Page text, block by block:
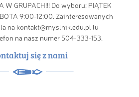
W GRUPACH!!! Do wyboru: PIĄTEK
9:00-12:00. Zainteresowanych
na kontakt@myslnik.edu.pl lu
na nasz numer 504-333-153.
się z nami